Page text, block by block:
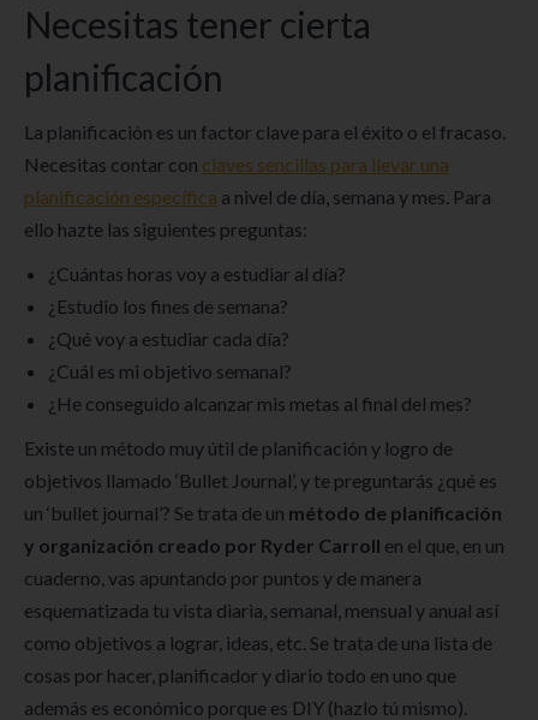
Necesitas tener cierta
planificación
La planificación es un factor clave para el éxito o el fracaso.
Necesitas contar con claves sencillas para llevar una
planificación específica a nivel de día, semana y mes. Para
ello hazte las siguientes preguntas:
¿Cuántas horas voy a estudiar al día?
¿Estudio los fines de semana?
¿Qué voy a estudiar cada día?
¿Cuál es mi objetivo semanal?
¿He conseguido alcanzar mis metas al final del mes?
Existe un método muy útil de planificación y logro de
objetivos llamado ‘Bullet Journal’, y te preguntarás ¿qué es
un ‘bullet journal’? Se trata de un método de planificación
y organización creado por Ryder Carroll en el que, en un
cuaderno, vas apuntando por puntos y de manera
esquematizada tu vista diaria, semanal, mensual y anual así
como objetivos a lograr, ideas, etc. Se trata de una lista de
cosas por hacer, planificador y diario todo en uno que
además es económico porque es DIY (hazlo tú mismo).